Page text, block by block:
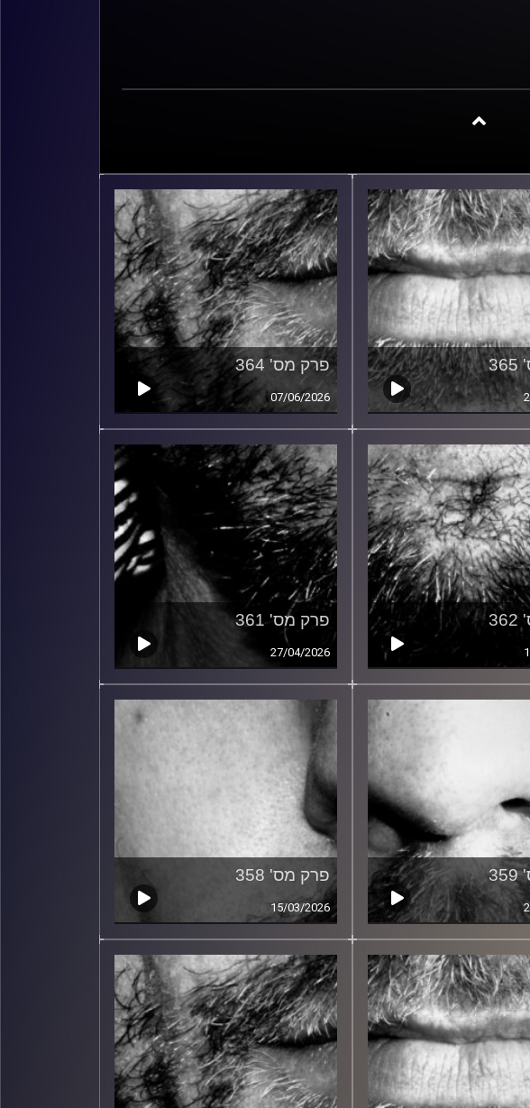
פרק מס' 364
07/06/2026
פרק מס' 361
27/04/2026
פרק מס' 358
15/03/2026